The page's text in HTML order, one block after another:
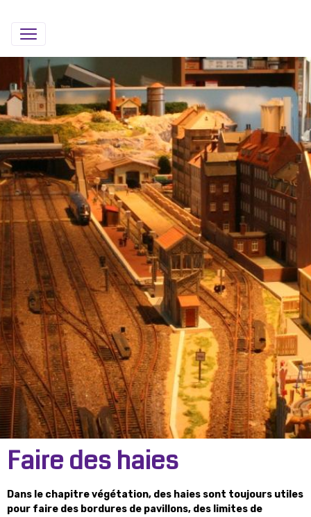
Faire des haies
Dans le chapitre végétation, des haies sont toujours utiles
pour faire des bordures de pavillons, des limites de